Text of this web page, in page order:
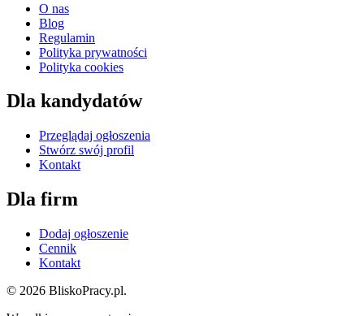
O nas
Blog
Regulamin
Polityka prywatności
Polityka cookies
Dla kandydatów
Przeglądaj ogłoszenia
Stwórz swój profil
Kontakt
Dla firm
Dodaj ogłoszenie
Cennik
Kontakt
© 2026 BliskoPracy.pl.